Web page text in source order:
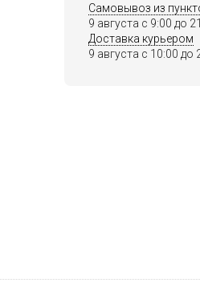
Самовывоз из
9 августа c 9:00 до
Доставка курьером
9 августа c 10:00 до